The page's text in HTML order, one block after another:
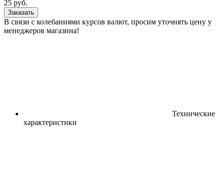
25 руб.
Заказать
В связи с колебаниями курсов валют, просим уточнять цену у
менеджеров магазина!
Технические
характеристики